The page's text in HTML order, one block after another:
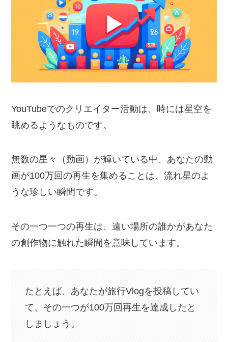
YouTubeでのクリエイター活動は、時には星空を
眺めるようなものです。
無数の星々（動画）が輝いている中、あなたの動
画が100万回の再生を集めることは、流れ星のよ
うな珍しい瞬間です。
その一つ一つの再生は、遠い場所の誰かがあなた
の創作物に触れた瞬間を意味しています。
たとえば、あなたが旅行Vlogを投稿してい
て、その一つが100万回再生を達成したと
しましょう。